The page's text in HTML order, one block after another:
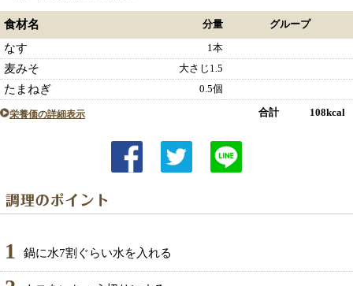
食材名 分量 グループ
なす 1本
麦みそ 大さじ1.5
たまねぎ 0.5個
栄養価の詳細表示 合計 108kcal
1 鍋に水7割ぐらい水を入れる